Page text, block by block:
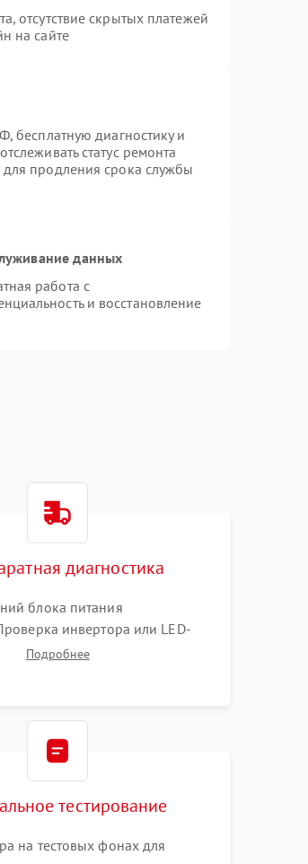
отсутствие скрытых платежей
на сайте
бесплатную диагностику и
статус ремонта
для продления срока службы
данных
работа с
и восстановление
диагностика
блока питания
инвертора или LED-
Диагностика цепей
Подробнее
тестирование
на тестовых фонах для